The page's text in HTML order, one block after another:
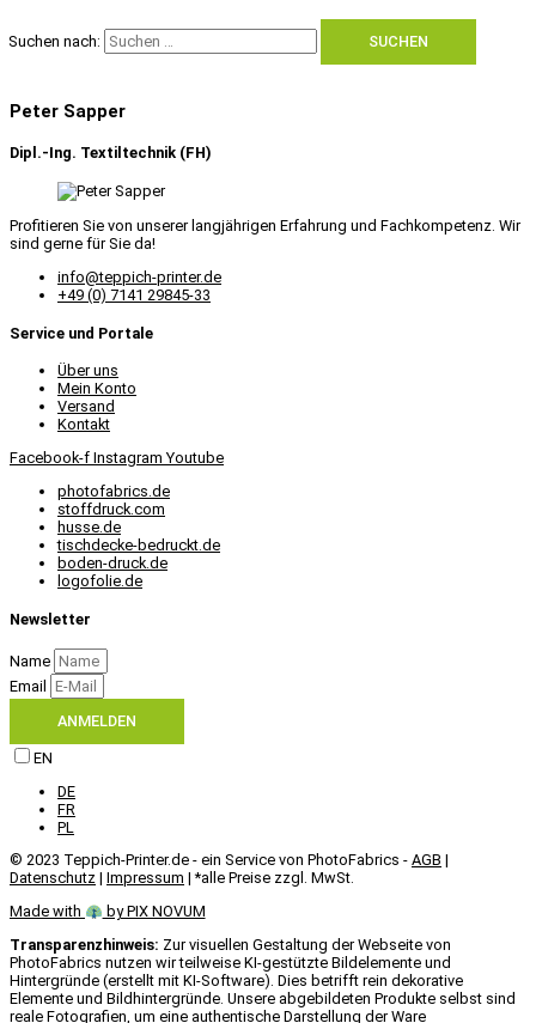
Suchen nach:
Peter Sapper
Dipl.-Ing. Textiltechnik (FH)
Profitieren Sie von unserer langjährigen Erfahrung und Fachkompetenz. Wir
sind gerne für Sie da!
info@teppich-printer.de
+49 (0) 7141 29845-33
Service und Portale
Über uns
Mein Konto
Versand
Kontakt
Facebook-f Instagram Youtube
photofabrics.de
stoffdruck.com
husse.de
tischdecke-bedruckt.de
boden-druck.de
logofolie.de
Newsletter
Name
Email
ANMELDEN
EN
DE
FR
PL
© 2023 Teppich-Printer.de - ein Service von PhotoFabrics - AGB |
Datenschutz | Impressum | *alle Preise zzgl. MwSt.
Made with
by PIX NOVUM​
Transparenzhinweis: Zur visuellen Gestaltung der Webseite von
PhotoFabrics nutzen wir teilweise KI-gestützte Bildelemente und
Hintergründe (erstellt mit KI-Software). Dies betrifft rein dekorative
Elemente und Bildhintergründe. Unsere abgebildeten Produkte selbst sind
reale Fotografien, um eine authentische Darstellung der Ware zu